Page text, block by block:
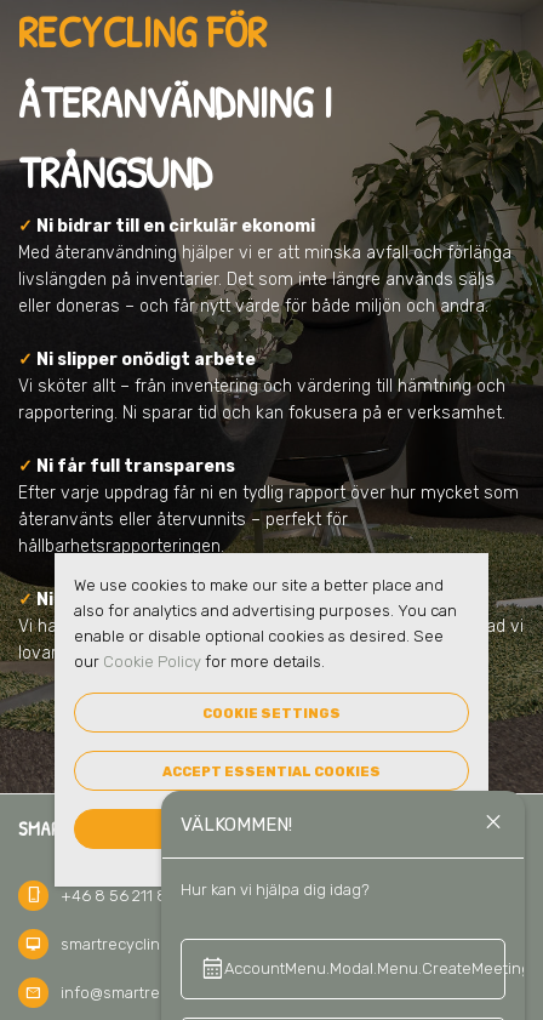
VÄLKOMMEN! close
Hur kan vi hjälpa dig idag?
calendar_monthAccountMenu.Modal.Menu.CreateMeeting
RECYCLING FÖR
ÅTERANVÄNDNING I
TRÅNGSUND
✓ Ni bidrar till en cirkulär ekonomi
Med återanvändning hjälper vi er att minska avfall och förlänga
livslängden på inventarier. Det som inte längre används säljs
eller doneras – och får nytt värde för både miljön och andra.
✓ Ni slipper onödigt arbete
Vi sköter allt – från inventering och värdering till hämtning och
rapportering. Ni sparar tid och kan fokusera på er verksamhet.
✓ Ni får full transparens
Efter varje uppdrag får ni en tydlig rapport över hur mycket som
återanvänts eller återvunnits – perfekt för
hållbarhetsrapporteringen.
✓Ni samarbetar med en pålitlig partner
Vi har lång erfarenhet, har inga dolda avgifter och vi håller vad vi
lovar.
SMART RECYCLING SVERIGE AB
phone_iphone +46 8 56 211 811
desktop_mac smartrecycling.se
mail info@smartrecycling.se
We use cookies to make our site a better place and
also for analytics and advertising purposes. You can
enable or disable optional cookies as desired. See
our Cookie Policyfor more details.
COOKIE SETTINGS
ACCEPT ESSENTIAL COOKIES
ACCEPT ALL COOKIES